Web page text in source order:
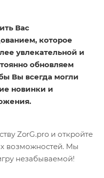
Вас
которое
увлекательной и
обновляем
Вы всегда могли
новинки и
ZorG.pro и откройте
возможностей. Мы
незабываемой!